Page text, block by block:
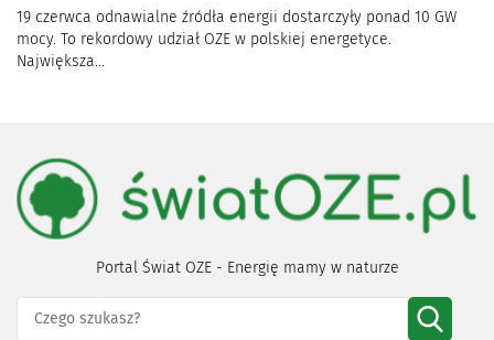
19 czerwca odnawialne źródła energii dostarczyły ponad 10 GW
mocy. To rekordowy udział OZE w polskiej energetyce.
Największa...
Portal Świat OZE - Energię mamy w naturze